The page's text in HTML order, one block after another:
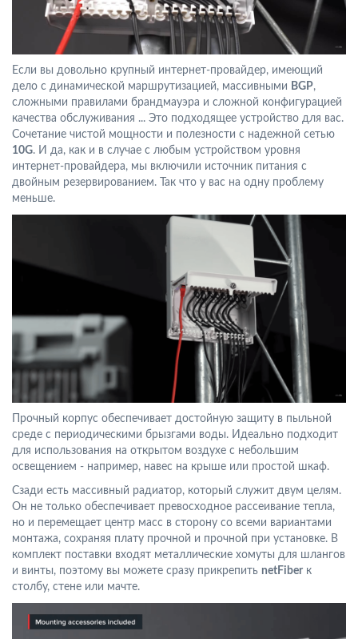
Если вы довольно крупный интернет-провайдер, имеющий
дело с динамической маршрутизацией, массивными BGP,
сложными правилами брандмауэра и сложной конфигурацией
качества обслуживания ... Это подходящее устройство для вас.
Сочетание чистой мощности и полезности с надежной сетью
10G. И да, как и в случае с любым устройством уровня
интернет-провайдера, мы включили источник питания с
двойным резервированием. Так что у вас на одну проблему
меньше.
Прочный корпус обеспечивает достойную защиту в пыльной
среде с периодическими брызгами воды. Идеально подходит
для использования на открытом воздухе с небольшим
освещением - например, навес на крыше или простой шкаф.
Сзади есть массивный радиатор, который служит двум целям.
Он не только обеспечивает превосходное рассеивание тепла,
но и перемещает центр масс в сторону со всеми вариантами
монтажа, сохраняя плату прочной и прочной при установке. В
комплект поставки входят металлические хомуты для шлангов
и винты, поэтому вы можете сразу прикрепить netFiber к
столбу, стене или мачте.